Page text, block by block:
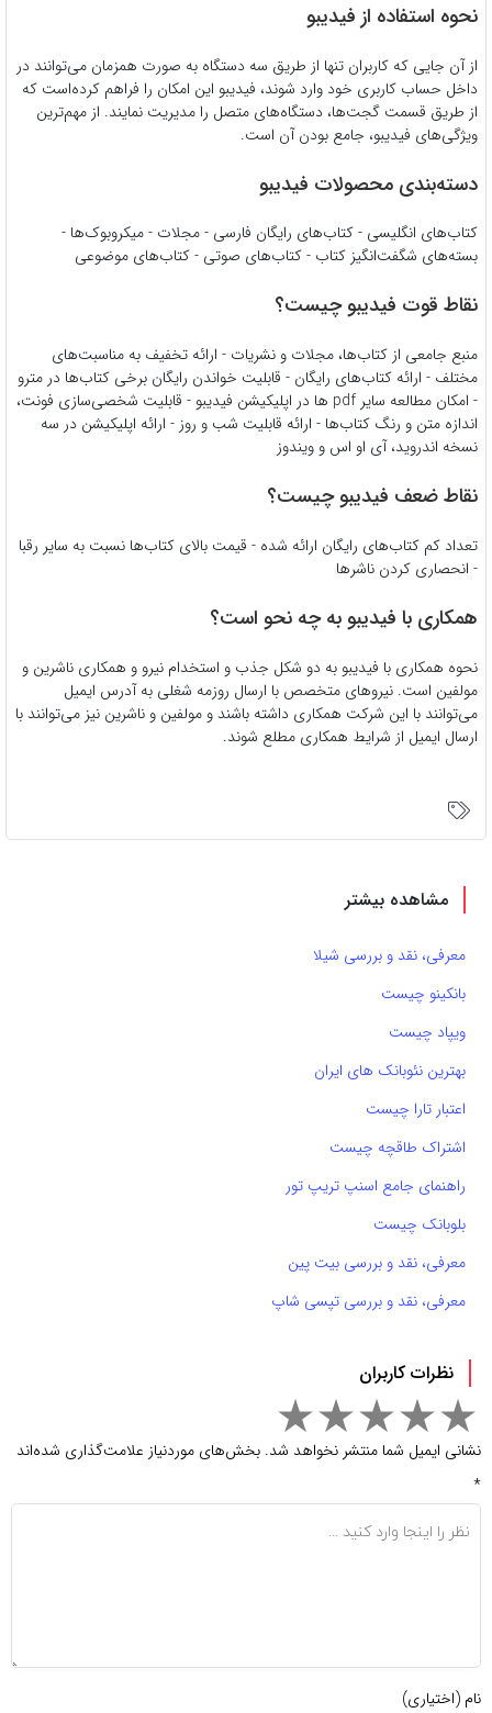
نحوه استفاده از فیدیبو
از آن جایی که کاربران تنها از طریق سه دستگاه به صورت همزمان می‌توانند در
داخل حساب کاربری خود وارد شوند، فیدیبو این امکان را فراهم کرده‌است که
از طریق قسمت گجت‌ها، دستگاه‌های متصل را مدیریت نمایند. از مهم‌ترین
ویژگی‌های فیدیبو، جامع بودن آن است.
دسته‌بندی محصولات فیدیبو
کتاب‌های انگلیسی - کتاب‌های رایگان فارسی - مجلات - میکروبوک‌ها -
بسته‌های شگفت‌انگیز کتاب - کتاب‌های صوتی - کتاب‌های موضوعی
نقاط قوت فیدیبو چیست؟
منبع جامعی از کتاب‌ها، مجلات و نشریات - ارائه تخفیف‌ به مناسبت‌های
مختلف - ارائه کتاب‌های رایگان - قابلیت خواندن رایگان برخی کتاب‌ها در مترو
- امکان مطالعه سایر pdf ها در اپلیکیشن فیدیبو - قابلیت شخصی‌سازی فونت،
اندازه متن و رنگ کتاب‌ها - ارائه قابلیت شب و روز - ارائه اپلیکیشن در سه
نسخه اندروید، آی او اس و ویندوز
نقاط ضعف فیدیبو چیست؟
تعداد کم کتاب‌های رایگان ارائه شده - قیمت بالای کتاب‌ها نسبت به سایر رقبا
- انحصاری کردن ناشرها
همکاری با فیدیبو به چه نحو است؟
نحوه همکاری با فیدیبو به دو شکل جذب و استخدام نیرو و همکاری ناشرین و
مولفین است. نیروهای متخصص با ارسال روزمه شغلی به آدرس ایمیل
می‌توانند با این شرکت همکاری داشته باشند و مولفین و ناشرین نیز می‌توانند با
ارسال ایمیل از شرایط همکاری مطلع شوند.
مشاهده بیشتر
معرفی، نقد و بررسی شیلا
بانکینو چیست
ویپاد چیست
بهترین نئوبانک های ایران
اعتبار تارا چیست
اشتراک طاقچه چیست
راهنمای جامع اسنپ تریپ تور
بلوبانک چیست
معرفی، نقد و بررسی بیت پین
معرفی، نقد و بررسی تپسی شاپ
نظرات کاربران
نشانی ایمیل شما منتشر نخواهد شد. بخش‌های موردنیاز علامت‌گذاری شده‌اند
*
نام (اختیاری)